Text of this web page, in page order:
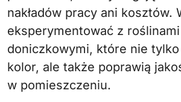
nakładów pracy ani kosztów.
eksperymentować z roślinami
doniczkowymi, które nie
kolor, ale także poprawią
w pomieszczeniu.